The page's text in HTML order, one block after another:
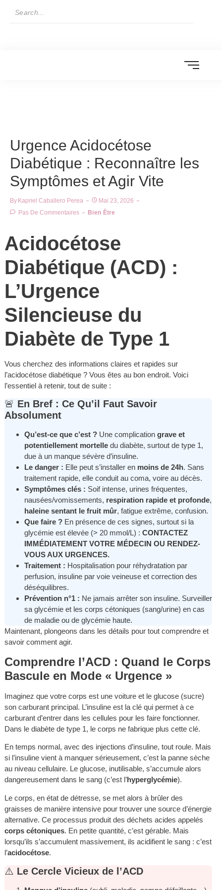
Urgence Acidocétose
Diabétique : Reconnaître les
Symptômes et Agir Vite
By Kapriel Caballero Perea
Mai 23, 2026
Pas De Commentaires
Bien Être
Acidocétose
Diabétique (ACD) :
L’Urgence
Silencieuse du
Diabète de Type 1
Vous cherchez des informations claires et rapides sur
l’acidocétose diabétique ? Vous êtes au bon endroit. Voici
l’essentiel à retenir, tout de suite :
🚨 En Bref : Ce Qu’il Faut Savoir
Absolument
Qu’est-ce que c’est ? Une complication grave et
potentiellement mortelle du diabète, surtout de type 1,
due à un manque sévère d’insuline.
Le danger : Elle peut s’installer en moins de 24h. Sans
traitement rapide, elle conduit au coma, voire au décès.
Symptômes clés : Soif intense, urines fréquentes,
nausées/vomissements, respiration rapide et profonde,
haleine sentant le fruit mûr, fatigue extrême, confusion.
Que faire ? En présence de ces signes, surtout si la
glycémie est élevée (> 20 mmol/L) : CONTACTEZ
IMMÉDIATEMENT VOTRE MÉDECIN OU RENDEZ-
VOUS AUX URGENCES.
Traitement : Hospitalisation pour réhydratation par
perfusion, insuline par voie veineuse et correction des
déséquilibres.
Prévention n°1 : Ne jamais arrêter son insuline. Surveiller
sa glycémie et les corps cétoniques (sang/urine) en cas
de maladie ou de glycémie haute.
Maintenant, plongeons dans les détails pour tout comprendre et
savoir comment agir.
Comprendre l’ACD : Quand le Corps
Bascule en Mode « Urgence »
Imaginez que votre corps est une voiture et le glucose (sucre)
son carburant principal. L’insuline est la clé qui permet à ce
carburant d’entrer dans les cellules pour les faire fonctionner.
Dans le diabète de type 1, le corps ne fabrique plus cette clé.
En temps normal, avec des injections d’insuline, tout roule. Mais
si l’insuline vient à manquer sérieusement, c’est la panne sèche
au niveau cellulaire. Le glucose, inutilisable, s’accumule alors
dangereusement dans le sang (c’est l’hyperglycémie).
Le corps, en état de détresse, se met alors à brûler des
graisses de manière intensive pour trouver une source d’énergie
alternative. Ce processus produit des déchets acides appelés
corps cétoniques. En petite quantité, c’est gérable. Mais
lorsqu’ils s’accumulent massivement, ils acidifient le sang : c’est
l’acidocétose.
⚠️ Le Cercle Vicieux de l’ACD